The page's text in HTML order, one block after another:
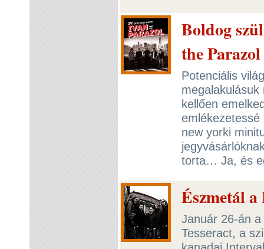
Boldog
the Parazol
Potenciális
kellően
new yorki
torta… Ja, és
Észmetál
Január 26-án
Tesseract, a